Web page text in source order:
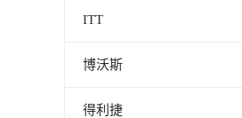
ITT
博沃斯
得利捷